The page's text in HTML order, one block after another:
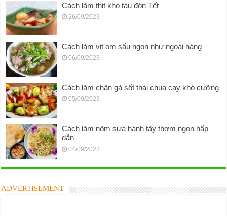
Cách làm thịt kho tàu đón Tết
26/09/2023
Cách làm vịt om sấu ngon như ngoài hàng
06/09/2023
Cách làm chân gà sốt thái chua cay khó cưỡng
05/09/2023
Cách làm nộm sứa hành tây thơm ngon hấp
dẫn
04/09/2023
ADVERTISEMENT